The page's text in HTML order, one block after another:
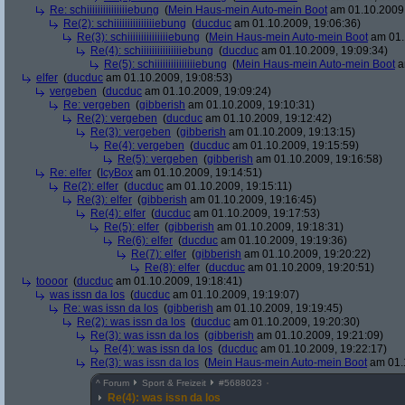
Re: schiiiiiiiiiiiiiiiebung (Mein Haus-mein Auto-mein Boot am
Re(2): schiiiiiiiiiiiiiiiebung (ducduc am 01.10.2009, 19:06:36)
Re(3): schiiiiiiiiiiiiiiiebung (Mein Haus-mein Auto-mein Boot am
Re(4): schiiiiiiiiiiiiiiiebung (ducduc am 01.10.2009, 19:09:34)
Re(5): schiiiiiiiiiiiiiiiebung (Mein Haus-mein Auto-mein Boot
elfer (ducduc am 01.10.2009, 19:08:53)
vergeben (ducduc am 01.10.2009, 19:09:24)
Re: vergeben (gibberish am 01.10.2009, 19:10:31)
Re(2): vergeben (ducduc am 01.10.2009, 19:12:42)
Re(3): vergeben (gibberish am 01.10.2009, 19:13:15)
Re(4): vergeben (ducduc am 01.10.2009, 19:15:59)
Re(5): vergeben (gibberish am 01.10.2009, 19:16:58)
Re: elfer ( IcyBox am 01.10.2009, 19:14:51)
Re(2): elfer (ducduc am 01.10.2009, 19:15:11)
Re(3): elfer (gibberish am 01.10.2009, 19:16:45)
Re(4): elfer (ducduc am 01.10.2009, 19:17:53)
Re(5): elfer (gibberish am 01.10.2009, 19:18:31)
Re(6): elfer (ducduc am 01.10.2009, 19:19:36)
Re(7): elfer (gibberish am 01.10.2009, 19:20:22)
Re(8): elfer (ducduc am 01.10.2009, 19:20:51)
toooor (ducduc am 01.10.2009, 19:18:41)
was issn da los (ducduc am 01.10.2009, 19:19:07)
Re: was issn da los (gibberish am 01.10.2009, 19:19:45)
Re(2): was issn da los (ducduc am 01.10.2009, 19:20:30)
Re(3): was issn da los (gibberish am 01.10.2009, 19:21:09)
Re(4): was issn da los (ducduc am 01.10.2009, 19:22:17)
Re(3): was issn da los (Mein Haus-mein Auto-mein Boot am
^ Forum Sport & Freizeit #5688023
Re(4): was issn da los